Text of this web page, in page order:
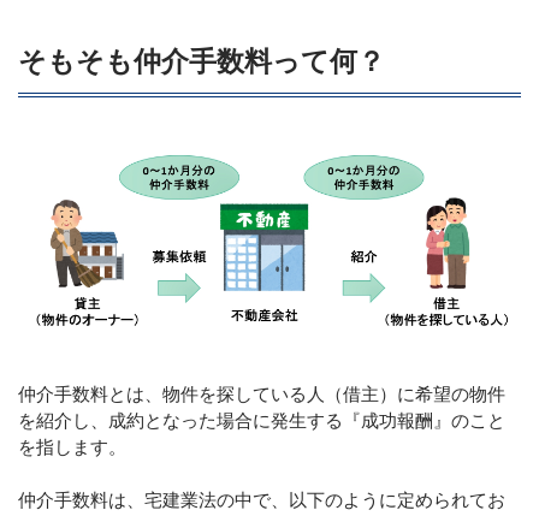
そもそも仲介手数料って何？
仲介手数料とは、物件を探している人（借主）に希望の物件
を紹介し、成約となった場合に発生する『成功報酬』のこと
を指します。
仲介手数料は、宅建業法の中で、以下のように定められてお